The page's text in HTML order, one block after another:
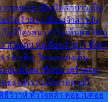
ามหมาย เคียงใจเจ้าบ่าว เป็น
ใจเจ้าบ่าว เพื่อนเจ้าสาว ยัง
ม่มีใครสน เขาไม่เห็นคน ที่อยู่
สวยเด่น นั่งเคียงเจ้าบ่าว ที่เขา
า ลำเค็ญ ใครจะมองเห็น
ะบม ต้องมาขื่นขม เศร้าตรม
ต่ง แต่เรา แล้งมาหลายปี
ธีวิวาห์ หัวใจหล้า คอยไปคอย